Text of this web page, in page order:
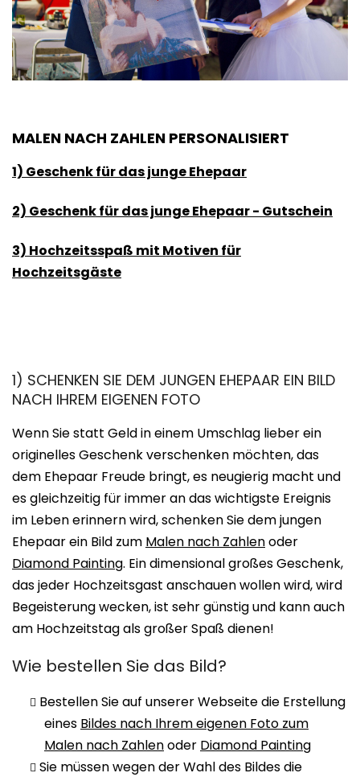
MALEN NACH ZAHLEN PERSONALISIERT
1) Geschenk für das junge Ehepaar
2) Geschenk für das junge Ehepaar - Gutschein
3) Hochzeitsspaß mit Motiven für
Hochzeitsgäste
1) SCHENKEN SIE DEM JUNGEN EHEPAAR EIN BILD
NACH IHREM EIGENEN FOTO
Wenn Sie statt Geld in einem Umschlag lieber ein
originelles Geschenk verschenken möchten, das
dem Ehepaar Freude bringt, es neugierig macht und
es gleichzeitig für immer an das wichtigste Ereignis
im Leben erinnern wird, schenken Sie dem jungen
Ehepaar ein Bild zum Malen nach Zahlenoder
Diamond Painting. Ein dimensional großes Geschenk,
das jeder Hochzeitsgast anschauen wollen wird, wird
Begeisterung wecken, ist sehr günstig und kann auch
am Hochzeitstag als großer Spaß dienen!
Wie bestellen Sie das Bild?
Bestellen Sie auf unserer Webseite die Erstellung
eines Bildes nach Ihrem eigenen Foto zum
Malen nach Zahlenoder Diamond Painting
Sie müssen wegen der Wahl des Bildes die